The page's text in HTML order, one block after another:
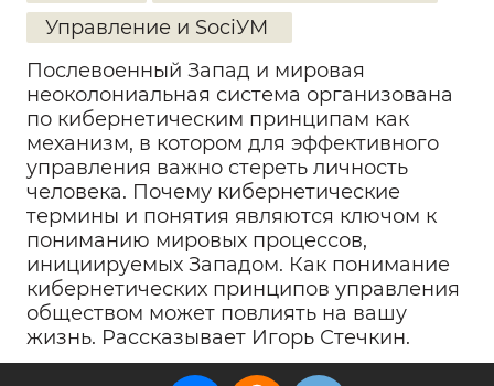
Управление и SociУМ
Послевоенный Запад и мировая
неоколониальная система организована
по кибернетическим принципам как
механизм, в котором для эффективного
управления важно стереть личность
человека. Почему кибернетические
термины и понятия являются ключом к
пониманию мировых процессов,
инициируемых Западом. Как понимание
кибернетических принципов управления
обществом может повлиять на вашу
жизнь. Рассказывает Игорь Стечкин.